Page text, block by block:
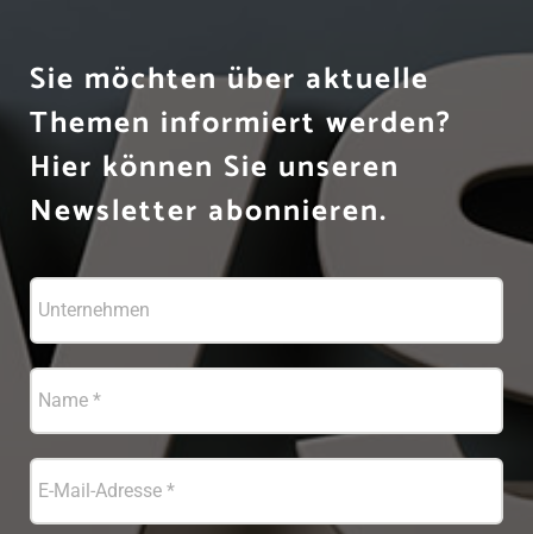
Sie möchten über aktuelle
Themen informiert werden?
Hier können Sie unseren
Newsletter abonnieren.